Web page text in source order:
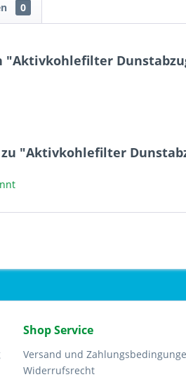
0
"Aktivkohlefilter
Shop Service
Versand und
Widerrufsrecht